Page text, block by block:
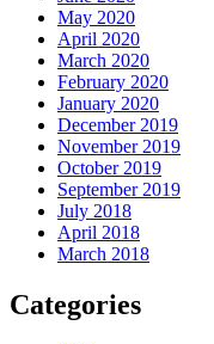
May 2020
April 2020
March 2020
February 2020
January 2020
December 2019
November 2019
October 2019
September 2019
July 2018
April 2018
March 2018
Categories